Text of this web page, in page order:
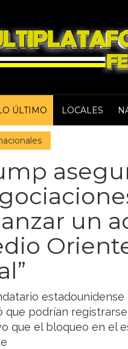
ÚLTIMO LOCALES
un
estadounidense
que podrían registrarse
que el bloqueo en el